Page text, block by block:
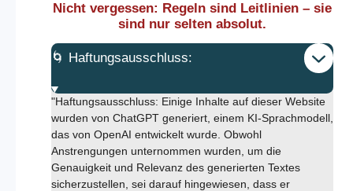
Nicht vergessen: Regeln sind Leitlinien – sie
sind nur selten absolut.
🌀 Haftungsausschluss:
"Haftungsausschluss: Einige Inhalte auf dieser Website
wurden von ChatGPT generiert, einem KI-Sprachmodell,
das von OpenAI entwickelt wurde. Obwohl
Anstrengungen unternommen wurden, um die
Genauigkeit und Relevanz des generierten Textes
sicherzustellen, sei darauf hingewiesen, dass er